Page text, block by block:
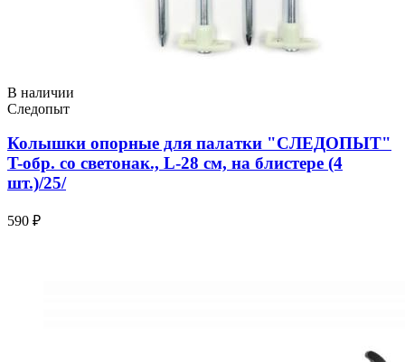
В наличии
Следопыт
Колышки опорные для палатки "СЛЕДОПЫТ"
T-обр. со светонак., L-28 см, на блистере (4
шт.)/25/
590 ₽